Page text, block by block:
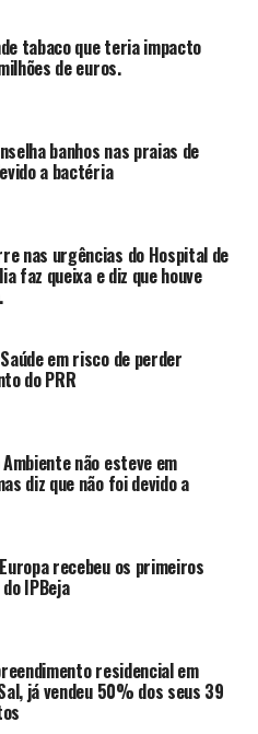
tabaco que teria impacto
de euros.
banhos nas praias de
a bactéria
nas urgências do Hospital de
faz queixa e diz que houve
em risco de perder
do PRR
não esteve em
diz que não foi devido a
recebeu os primeiros
IPBeja
residencial em
já vendeu 50% dos seus 39